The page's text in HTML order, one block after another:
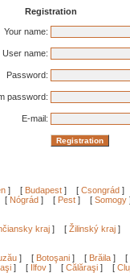
Registration
Your name:
User name:
Password:
password:
E-mail:
] [ Budapest ] [ Csongrád ]
[ Nógrád ] [ Pest ] [ Somogy
kraj ] [ Žilinský kraj ]
] [ Botoşani ] [ Brăila ] [
] [ Ilfov ] [ Călăraşi ] [